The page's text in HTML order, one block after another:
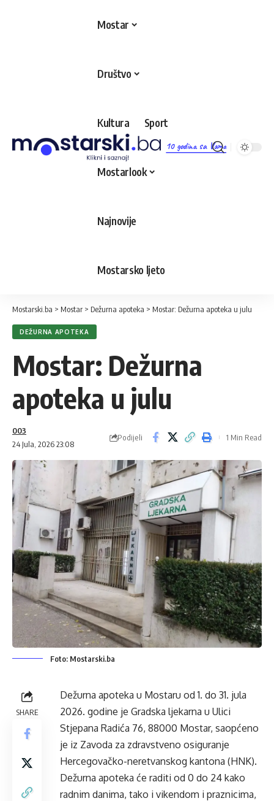
10 godina sa Vama
Mostar
Društvo
Kultura Sport
Mostarlook
Najnovije
Mostarsko ljeto
Mostarski.ba > Mostar > Dežurna apoteka > Mostar: Dežurna apoteka u julu
DEŽURNA APOTEKA
Mostar: Dežurna
apoteka u julu
24 Jula, 2026 23:08
003
Podijeli 1 Min Read
Foto: Mostarski.ba
SHARE
Dežurna apoteka u Mostaru od 1. do 31. jula
2026. godine je Gradska ljekarna u Ulici
Stjepana Radića 76, 88000 Mostar, saopćeno
je iz Zavoda za zdravstveno osiguranje
Hercegovačko-neretvanskog kantona (HNK).
Dežurna apoteka će raditi od 0 do 24 kako
radnim danima, tako i vikendom i praznicima,